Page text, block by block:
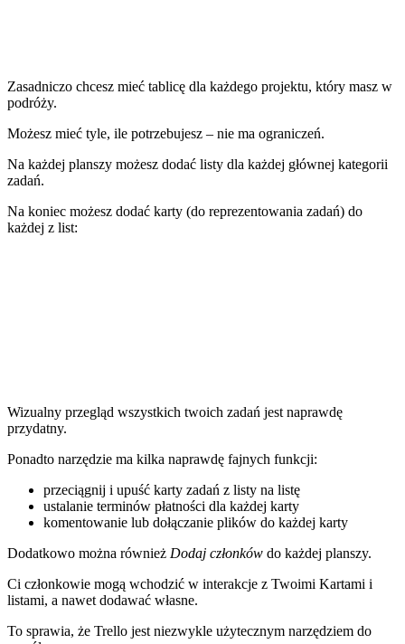
Zasadniczo chcesz mieć tablicę dla każdego projektu, który masz w
podróży.
Możesz mieć tyle, ile potrzebujesz – nie ma ograniczeń.
Na każdej planszy możesz dodać listy dla każdej głównej kategorii
zadań.
Na koniec możesz dodać karty (do reprezentowania zadań) do
każdej z list:
Wizualny przegląd wszystkich twoich zadań jest naprawdę
przydatny.
Ponadto narzędzie ma kilka naprawdę fajnych funkcji:
przeciągnij i upuść karty zadań z listy na listę
ustalanie terminów płatności dla każdej karty
komentowanie lub dołączanie plików do każdej karty
Dodatkowo można również Dodaj członków do każdej planszy.
Ci członkowie mogą wchodzić w interakcje z Twoimi Kartami i
listami, a nawet dodawać własne.
To sprawia, że Trello jest niezwykle użytecznym narzędziem do